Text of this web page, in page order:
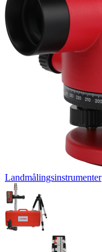
Landmålingsinstrumenter